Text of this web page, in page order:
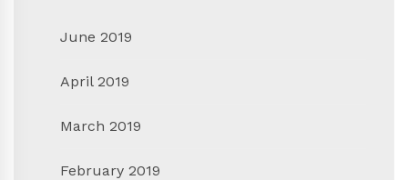
June 2019
April 2019
March 2019
February 2019